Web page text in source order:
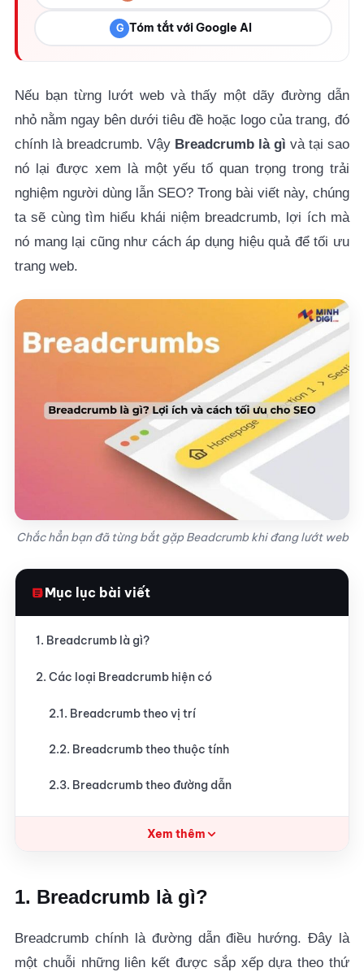
G Tóm tắt với Google AI
Nếu bạn từng lướt web và thấy một dãy đường dẫn
nhỏ nằm ngay bên dưới tiêu đề hoặc logo của trang, đó
chính là breadcrumb. Vậy Breadcrumb là gì và tại sao
nó lại được xem là một yếu tố quan trọng trong trải
nghiệm người dùng lẫn SEO? Trong bài viết này, chúng
ta sẽ cùng tìm hiểu khái niệm breadcrumb, lợi ích mà
nó mang lại cũng như cách áp dụng hiệu quả để tối ưu
trang web.
Chắc hẳn bạn đã từng bắt gặp Beadcrumb khi đang lướt web
Mục lục bài viết
1. Breadcrumb là gì?
2. Các loại Breadcrumb hiện có
2.1. Breadcrumb theo vị trí
2.2. Breadcrumb theo thuộc tính
2.3. Breadcrumb theo đường dẫn
3.2. Cung cấp đường dẫn đến thư mục ở cấp cao
3.3. Giảm thiểu tỷ lệ thoát trang (Bounce rate)
Xem thêm
1. Breadcrumb là gì?
Breadcrumb chính là đường dẫn điều hướng. Đây là
một chuỗi những liên kết được sắp xếp dựa theo thứ